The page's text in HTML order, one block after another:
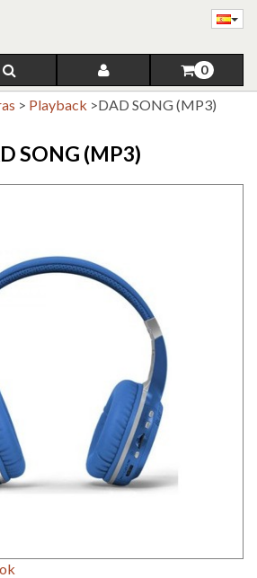
0
> Playback >DAD SONG (MP3)
SONG (MP3)